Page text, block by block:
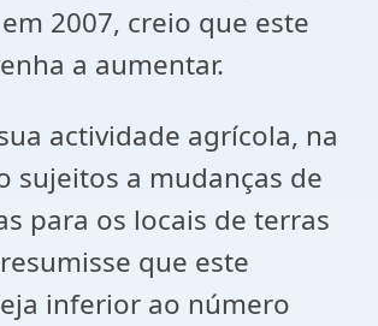
2007, creio que este
a aumentar.
actividade agrícola, na
sujeitos a mudanças de
para os locais de terras
que este
inferior ao número